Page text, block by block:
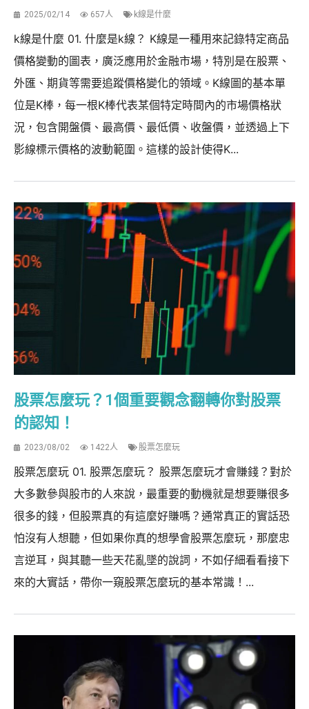
2025/02/14 657人 k線是什麼
k線是什麼 01. 什麼是k線？ K線是一種用來記錄特定商品
價格變動的圖表，廣泛應用於金融市場，特別是在股票、
外匯、期貨等需要追蹤價格變化的領域。K線圖的基本單
位是K棒，每一根K棒代表某個特定時間內的市場價格狀
況，包含開盤價、最高價、最低價、收盤價，並透過上下
影線標示價格的波動範圍。這樣的設計使得K...
股票怎麼玩？1個重要觀念翻轉你對股票
的認知！
2023/08/02 1422人 股票怎麼玩
股票怎麼玩 01. 股票怎麼玩？ 股票怎麼玩才會賺錢？對於
大多數參與股市的人來說，最重要的動機就是想要賺很多
很多的錢，但股票真的有這麼好賺嗎？通常真正的實話恐
怕沒有人想聽，但如果你真的想學會股票怎麼玩，那麼忠
言逆耳，與其聽一些天花亂墜的說詞，不如仔細看看接下
來的大實話，帶你一窺股票怎麼玩的基本常識！...